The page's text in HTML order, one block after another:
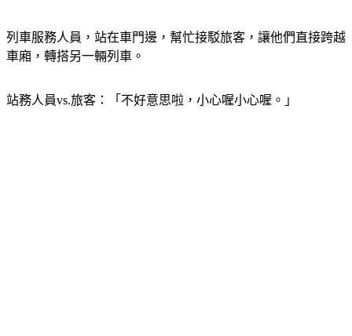
列車服務人員，站在車門邊，幫忙接駁旅客，讓他們直接跨越
車廂，轉搭另一輛列車。
站務人員vs.旅客：「不好意思啦，小心喔小心喔。」